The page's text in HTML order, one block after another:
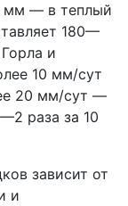
мм — в теплый
180—
и
10 мм/сут
20 мм/сут —
раза за 10
зависит от
и